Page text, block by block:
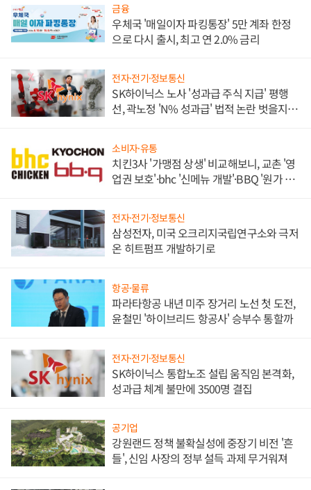
금융
우체국 '매일이자 파킹통장' 5만 계좌 한정
으로 다시 출시, 최고 연 2.0% 금리
전자·전기·정보통신
SK하이닉스 노사 '성과급 주식 지급' 평행
선, 곽노정 'N% 성과급' 법적 논란 벗을지 주
소비자·유통
치킨3사 '가맹점 상생' 비교해보니, 교촌 '영
업권 보호'·bhc '신메뉴 개발'·BBQ '원가 부
전자·전기·정보통신
삼성전자, 미국 오크리지국립연구소와 극저
온 히트펌프 개발하기로
항공·물류
파라타항공 내년 미주 장거리 노선 첫 도전,
윤철민 '하이브리드 항공사' 승부수 통할까
전자·전기·정보통신
SK하이닉스 통합노조 설립 움직임 본격화,
성과급 체계 불만에 3500명 결집
공기업
강원랜드 정책 불확실성에 중장기 비전 '흔
들', 신임 사장의 정부 설득 과제 무거워져